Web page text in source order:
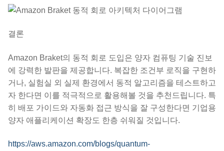
결론
Amazon Braket의 동적 회로 도입은 양자 컴퓨팅 기술 진보
에 강력한 발판을 제공합니다. 복잡한 조건부 로직을 구현하
거나, 실험실 외 실제 환경에서 동적 알고리즘을 테스트하고
자 한다면 이를 적극적으로 활용해볼 것을 추천드립니다. 특
히 배포 가이드와 자동화 접근 방식을 잘 구성한다면 기업용
양자 애플리케이션 확장도 한층 쉬워질 것입니다.
https://aws.amazon.com/blogs/quantum-